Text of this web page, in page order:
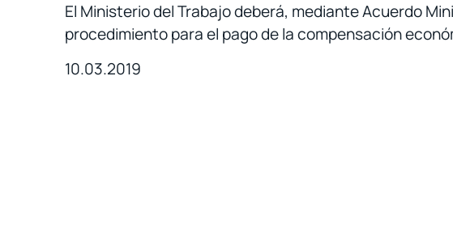
El Ministerio del Trabajo deberá, mediante Acuerdo
procedimiento para el pago de la compensación
10.03.2019